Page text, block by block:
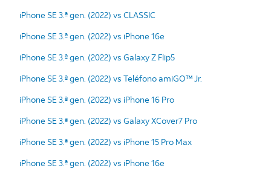
iPhone SE 3.ª gen. (2022) vs CLASSIC
iPhone SE 3.ª gen. (2022) vs iPhone 16e
iPhone SE 3.ª gen. (2022) vs Galaxy Z Flip5
iPhone SE 3.ª gen. (2022) vs Teléfono amiGO™ Jr.
iPhone SE 3.ª gen. (2022) vs iPhone 16 Pro
iPhone SE 3.ª gen. (2022) vs Galaxy XCover7 Pro
iPhone SE 3.ª gen. (2022) vs iPhone 15 Pro Max
iPhone SE 3.ª gen. (2022) vs iPhone 16e